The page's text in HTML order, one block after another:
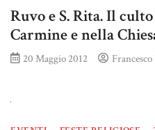
Ruvo e S. Rita. Il
Carmine e nella
20 Maggio 2012